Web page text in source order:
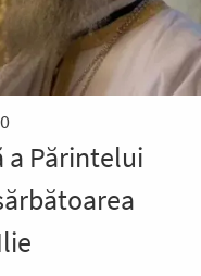
a Părintelui